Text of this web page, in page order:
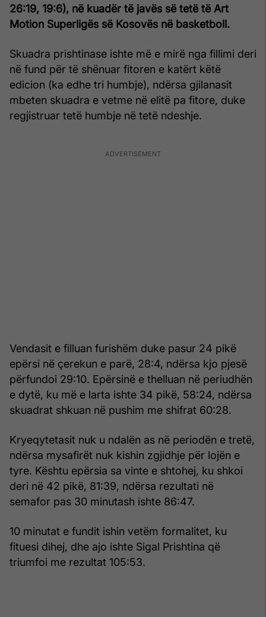
26:19, 19:6), në kuadër të javës së tetë të Art
Motion Superligës së Kosovës në basketboll.
Skuadra prishtinase ishte më e mirë nga fillimi deri
në fund për të shënuar fitoren e katërt këtë
edicion (ka edhe tri humbje), ndërsa gjilanasit
mbeten skuadra e vetme në elitë pa fitore, duke
regjistruar tetë humbje në tetë ndeshje.
Vendasit e filluan furishëm duke pasur 24 pikë
epërsi në çerekun e parë, 28:4, ndërsa kjo pjesë
përfundoi 29:10. Epërsinë e thelluan në periudhën
e dytë, ku më e larta ishte 34 pikë, 58:24, ndërsa
skuadrat shkuan në pushim me shifrat 60:28.
Kryeqytetasit nuk u ndalën as në periodën e tretë,
ndërsa mysafirët nuk kishin zgjidhje për lojën e
tyre. Kështu epërsia sa vinte e shtohej, ku shkoi
deri në 42 pikë, 81:39, ndërsa rezultati në
semafor pas 30 minutash ishte 86:47.
10 minutat e fundit ishin vetëm formalitet, ku
fituesi dihej, dhe ajo ishte Sigal Prishtina që
triumfoi me rezultat 105:53.